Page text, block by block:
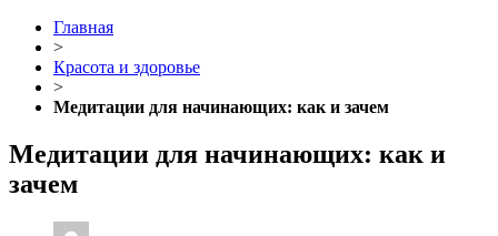
Главная
>
Красота и здоровье
>
Медитации для начинающих: как и зачем
Медитации для начинающих: как и
зачем